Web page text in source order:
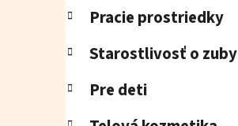
Pracie prostriedky
Starostlivosť o zuby
Pre deti